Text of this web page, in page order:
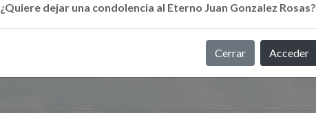
Libro de Eterno
¿Quiere dejar una condolencia al Eterno Juan Gonzalez Rosas?
Cerrar Acceder